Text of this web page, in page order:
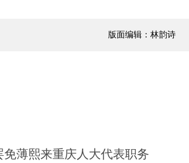
版面编辑：林韵诗
薄熙来重庆人大代表职务